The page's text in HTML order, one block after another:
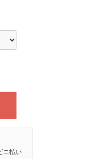
ニ払い